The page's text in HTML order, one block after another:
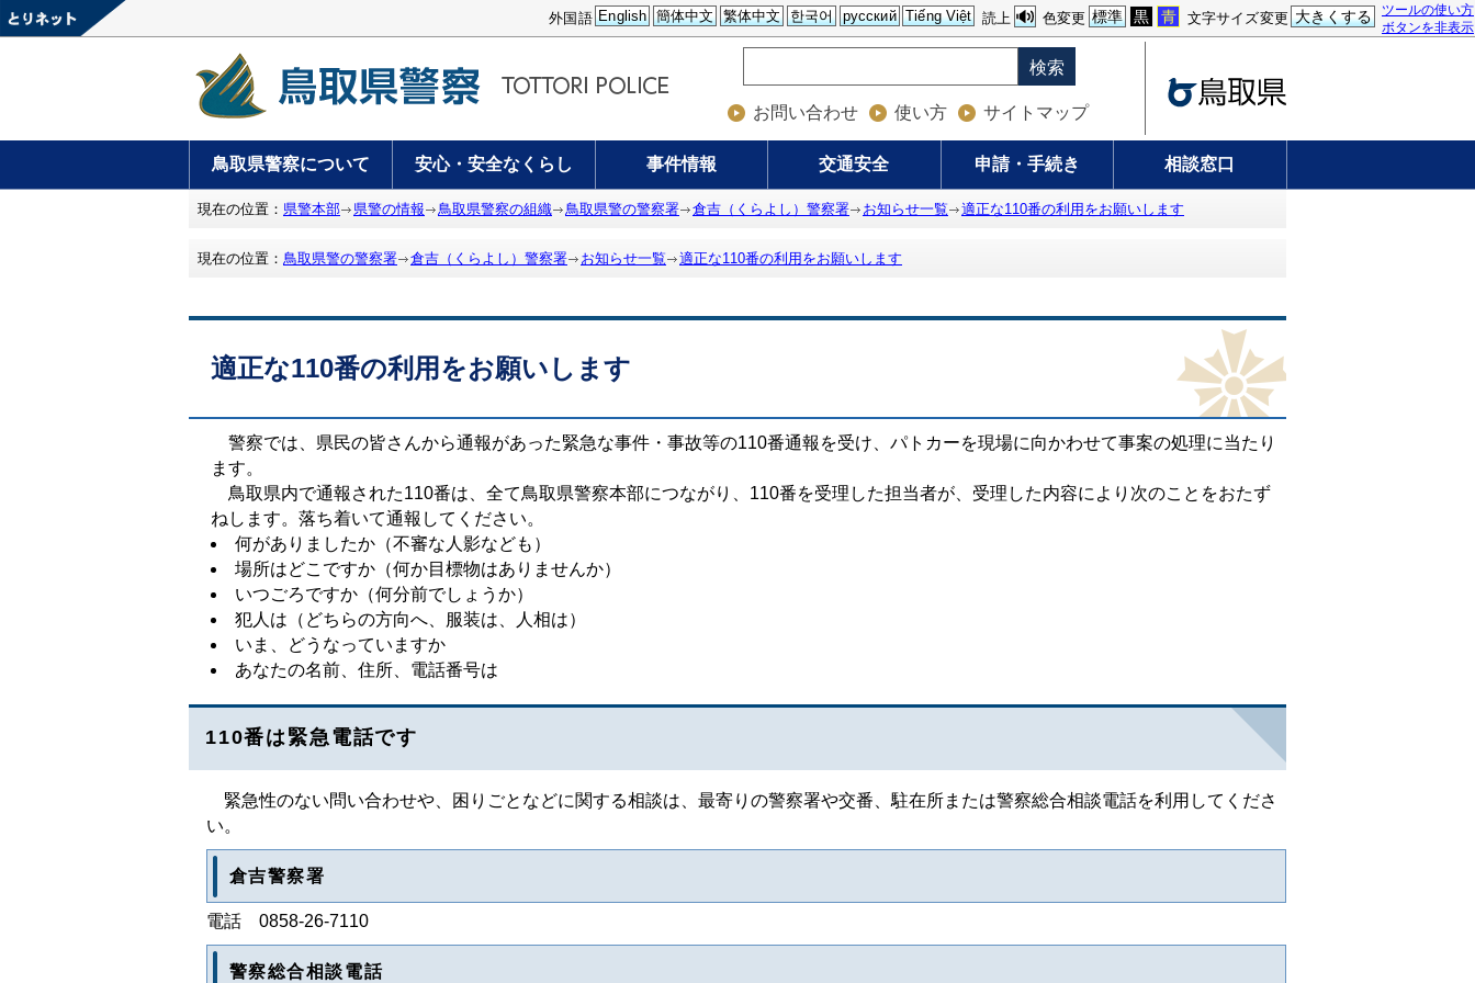
ツールの使い方
ボタンを非表示
文字サイズ変更 大きくする
色変更 標準 黒 青
読上
外国語 English 簡体中文 繁体中文 한국어 русский Tiếng Việt
検索
お問い合わせ 使い方 サイトマップ
鳥取県警察について 安心・安全なくらし 事件情報 交通安全 申請・手続き 相談窓口
現在の位置： 県警本部 県警の情報 鳥取県警察の組織 鳥取県警の警察署 倉吉（くらよし）警察署 お知らせ一覧 適正な110番の利用をお願いします
現在の位置： 鳥取県警の警察署 倉吉（くらよし）警察署 お知らせ一覧 適正な110番の利用をお願いします
適正な110番の利用をお願いします
警察では、県民の皆さんから通報があった緊急な事件・事故等の110番通報を受け、パトカーを現場に向かわせて事案の処理に当たり
ます。
鳥取県内で通報された110番は、全て鳥取県警察本部につながり、110番を受理した担当者が、受理した内容により次のことをおたず
ねします。落ち着いて通報してください。
何がありましたか（不審な人影なども）
場所はどこですか（何か目標物はありませんか）
いつごろですか（何分前でしょうか）
犯人は（どちらの方向へ、服装は、人相は）
いま、どうなっていますか
あなたの名前、住所、電話番号は
110番は緊急電話です
緊急性のない問い合わせや、困りごとなどに関する相談は、最寄りの警察署や交番、駐在所または警察総合相談電話を利用してくださ
い。
倉吉警察署
電話 0858-26-7110
警察総合相談電話